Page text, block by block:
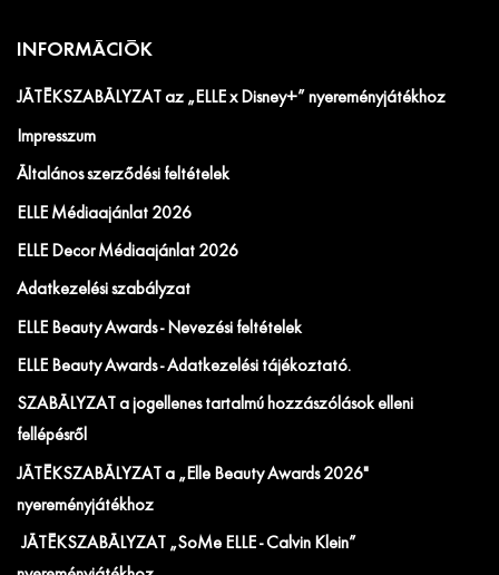
INFORMÁCIÓK
JÁTÉKSZABÁLYZAT az „ELLE x Disney+” nyereményjátékhoz
Impresszum
Általános szerződési feltételek
ELLE Médiaajánlat 2026
ELLE Decor Médiaajánlat 2026
Adatkezelési szabályzat
ELLE Beauty Awards - Nevezési feltételek
ELLE Beauty Awards - Adatkezelési tájékoztató.
SZABÁLYZAT a jogellenes tartalmú hozzászólások elleni
fellépésről
JÁTÉKSZABÁLYZAT a „Elle Beauty Awards 2026"
nyereményjátékhoz
JÁTÉKSZABÁLYZAT „SoMe ELLE - Calvin Klein”